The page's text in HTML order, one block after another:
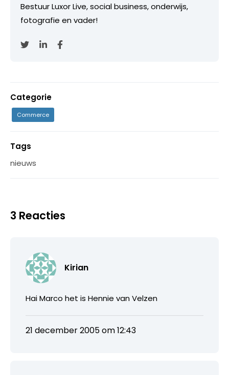
Bestuur Luxor Live, social business, onderwijs,
fotografie en vader!
Categorie
Commerce
Tags
nieuws
3 Reacties
Kirian
Hai Marco het is Hennie van Velzen
21 december 2005 om 12:43